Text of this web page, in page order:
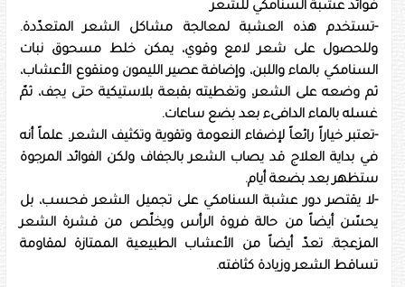
فوائد عشبة السنامكي للشعر
-تستخدم هذه العشبة لمعالجة مشاكل الشعر المتعدّدة.
وللحصول على شعر لامع وقوي، يمكن خلط مسحوق نبات
السنامكي بالماء واللبن، وإضافة عصير الليمون ومنقوع الأعشاب،
ثم وضعه على الشعر، وتغطيته بقبعة بلاستيكية حتى يجف، ثمّ
غسله بالماء الدافىء بعد بضع ساعات.
-تعتبر خياراً رائعاً لإضفاء النعومة وتقوية وتكثيف الشعر. علماً أنه
في بداية العلاج قد يصاب الشعر بالجفاف ولكن الفوائد المرجوة
ستظهر بعد بضعة أيام.
-لا يقتصر دور عشبة السنامكي على تجميل الشعر فحسب، بل
يحسّن أيضاً من حالة فروة الرأس ويخلّص من قشرة الشعر
المزعجة. تعدّ أيضاً من الأعشاب الطبيعية الممتازة لمقاومة
تساقط الشعر وزيادة كثافته.